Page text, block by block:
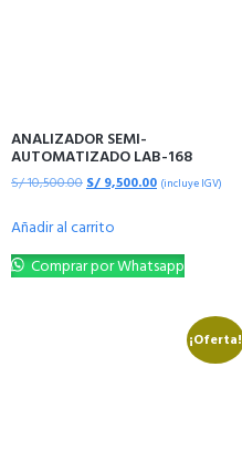
ANALIZADOR SEMI-
AUTOMATIZADO LAB-168
S/10,500.00 S/ 9,500.00 (incluye IGV)
Añadir al carrito
Comprar por Whatsapp
¡Oferta!